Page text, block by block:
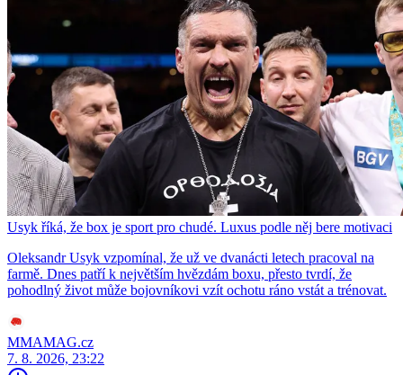
Usyk říká, že box je sport pro chudé. Luxus podle něj bere motivaci
Oleksandr Usyk vzpomínal, že už ve dvanácti letech pracoval na
farmě. Dnes patří k největším hvězdám boxu, přesto tvrdí, že
pohodlný život může bojovníkovi vzít ochotu ráno vstát a trénovat.
MMAMAG.cz
7. 8. 2026, 23:22